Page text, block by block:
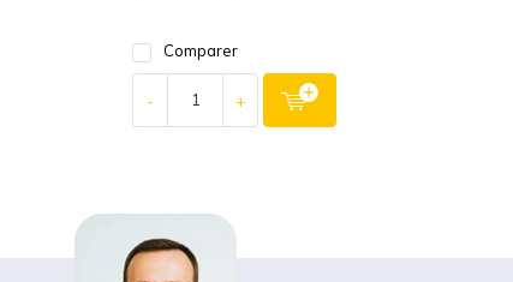
Comparer
- +